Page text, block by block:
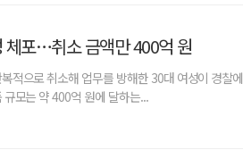
포…취소 금액만 400억 원
적으로 취소해 업무를 방해한 30대 여성이 경찰
모는 약 400억 원에 달하는...